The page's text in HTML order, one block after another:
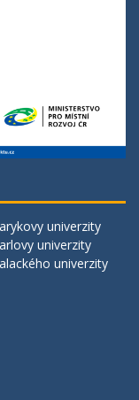
univerzity
univerzity
univerzity